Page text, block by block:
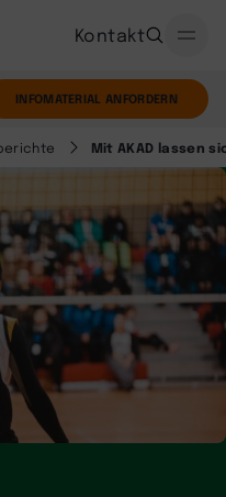
Kontakt
INFOMATERIAL ANFORDERN
Mit AKAD lassen